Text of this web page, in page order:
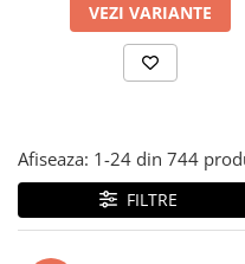
VEZI VARIANTE
Afiseaza: 1-24 din 744
FILTRE